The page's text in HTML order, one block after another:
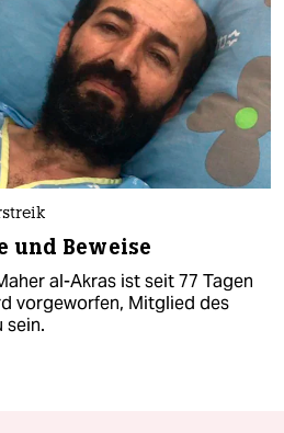
und Beweise
al-Akras ist seit 77 Tagen
vorgeworfen, Mitglied des
sein.